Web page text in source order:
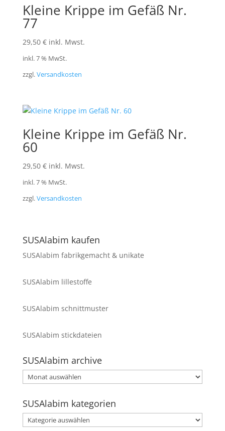
Kleine Krippe im Gefäß Nr.
77
29,50 € inkl. Mwst.
inkl. 7 % MwSt.
zzgl.Versandkosten
Kleine Krippe im Gefäß Nr.
60
29,50 € inkl. Mwst.
inkl. 7 % MwSt.
zzgl.Versandkosten
SUSAlabim kaufen
SUSAlabim fabrikgemacht & unikate
SUSAlabim lillestoffe
SUSAlabim schnittmuster
SUSAlabim stickdateien
SUSAlabim archive
SUSAlabim
archive
SUSAlabim kategorien
SUSAlabim